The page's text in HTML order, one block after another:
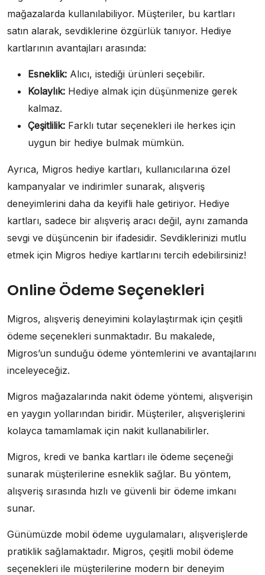
mağazalarda kullanılabiliyor. Müşteriler, bu kartları
satın alarak, sevdiklerine özgürlük tanıyor. Hediye
kartlarının avantajları arasında:
Esneklik: Alıcı, istediği ürünleri seçebilir.
Kolaylık: Hediye almak için düşünmenize gerek
kalmaz.
Çeşitlilik: Farklı tutar seçenekleri ile herkes için
uygun bir hediye bulmak mümkün.
Ayrıca, Migros hediye kartları, kullanıcılarına özel
kampanyalar ve indirimler sunarak, alışveriş
deneyimlerini daha da keyifli hale getiriyor. Hediye
kartları, sadece bir alışveriş aracı değil, aynı zamanda
sevgi ve düşüncenin bir ifadesidir. Sevdiklerinizi mutlu
etmek için Migros hediye kartlarını tercih edebilirsiniz!
Online Ödeme Seçenekleri
Migros, alışveriş deneyimini kolaylaştırmak için çeşitli
ödeme seçenekleri sunmaktadır. Bu makalede,
Migros’un sunduğu ödeme yöntemlerini ve avantajlarını
inceleyeceğiz.
Migros mağazalarında nakit ödeme yöntemi, alışverişin
en yaygın yollarından biridir. Müşteriler, alışverişlerini
kolayca tamamlamak için nakit kullanabilirler.
Migros, kredi ve banka kartları ile ödeme seçeneği
sunarak müşterilerine esneklik sağlar. Bu yöntem,
alışveriş sırasında hızlı ve güvenli bir ödeme imkanı
sunar.
Günümüzde mobil ödeme uygulamaları, alışverişlerde
pratiklik sağlamaktadır. Migros, çeşitli mobil ödeme
seçenekleri ile müşterilerine modern bir deneyim